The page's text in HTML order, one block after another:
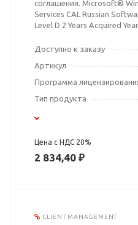
соглашения. Microsoft®
Services CAL Russian
Level D 2 Years Acquired
Доступно к заказу
Артикул
Программа
Тип продукта
Цена с НДС 20%
2 834,40 ₽
CLIENT MANAGEMENT